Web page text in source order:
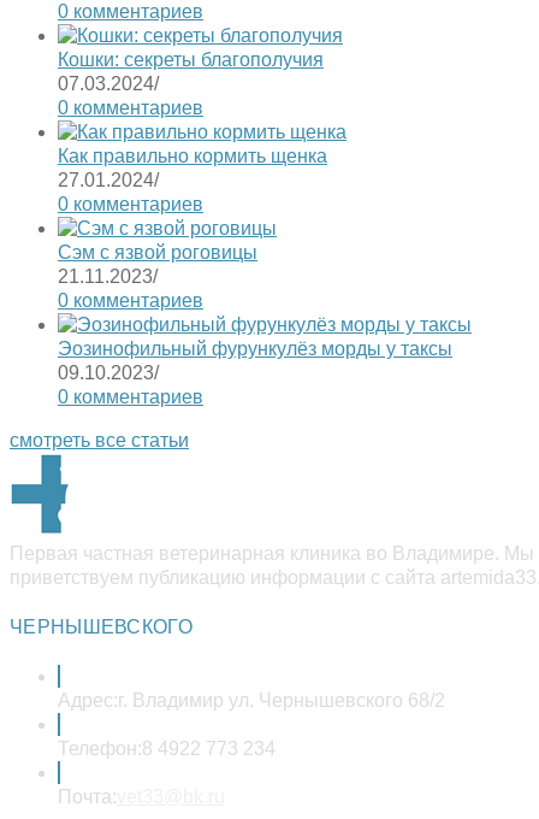
0 комментариев
Кошки: секреты благополучия
07.03.2024/
0 комментариев
Как правильно кормить щенка
27.01.2024/
0 комментариев
Сэм с язвой роговицы
21.11.2023/
0 комментариев
Эозинофильный фурункулёз морды у таксы
09.10.2023/
0 комментариев
смотреть все статьи
Первая частная ветеринарная клиника во Владимире.
приветствуем публикацию информации с сайта
ЧЕРНЫШЕВСКОГО
Адрес:г. Владимир ул. Чернышевского 68/2
Телефон:8 4922 773 234
Почта: